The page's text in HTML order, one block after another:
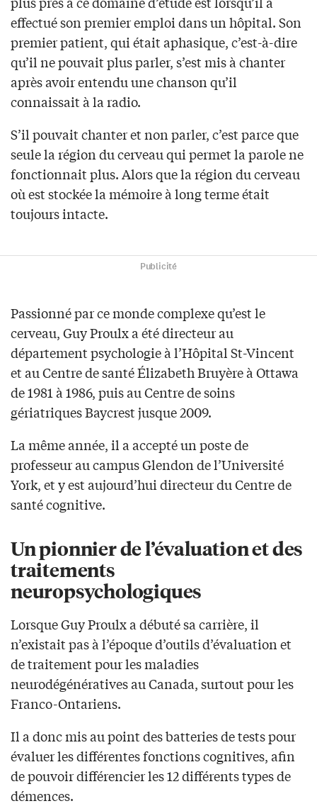
effectué son premier emploi dans un hôpital. Son
premier patient, qui était aphasique, c’est-à-dire
qu’il ne pouvait plus parler, s’est mis à chanter
après avoir entendu une chanson qu’il
connaissait à la radio.
S’il pouvait chanter et non parler, c’est parce que
seule la région du cerveau qui permet la parole ne
fonctionnait plus. Alors que la région du cerveau
où est stockée la mémoire à long terme était
toujours intacte.
Publicité
Passionné par ce monde complexe qu’est le
cerveau, Guy Proulx a été directeur au
département psychologie à l’Hôpital St-Vincent
et au Centre de santé Élizabeth Bruyère à Ottawa
de 1981 à 1986, puis au Centre de soins
gériatriques Baycrest jusque 2009.
La même année, il a accepté un poste de
professeur au campus Glendon de l’Université
York, et y est aujourd’hui directeur du Centre de
santé cognitive.
Un pionnier de l’évaluation et des
traitements
neuropsychologiques
Lorsque Guy Proulx a débuté sa carrière, il
n’existait pas à l’époque d’outils d’évaluation et
de traitement pour les maladies
neurodégénératives au Canada, surtout pour les
Franco-Ontariens.
Il a donc mis au point des batteries de tests pour
évaluer les différentes fonctions cognitives, afin
de pouvoir différencier les 12 différents types de
démences.